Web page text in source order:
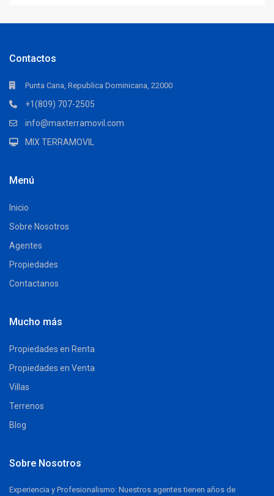
Contactos
Punta Cana, Republica Dominicana, 22000
+1(809) 707-2505
info@maxterramovil.com
MIX TERRAMOVIL
Menú
Inicio
Sobre Nosotros
Agentes
Propiedades
Contactanos
Mucho más
Propiedades en Renta
Propiedades en Venta
Villas
Terrenos
Blog
Sobre Nosotros
Experiencia y Profesionalismo: Nuestros agentes tienen años de